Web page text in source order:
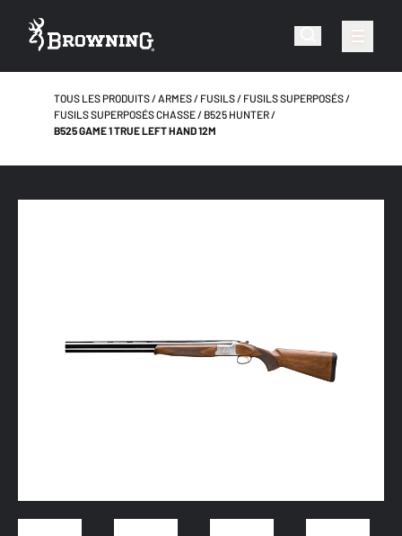
TOUS LES PRODUITS ARMES FUSILS
FUSILS SUPERPOSÉS
FUSILS SUPERPOSÉS CHASSE
B525 HUNTER
B525 GAME 1 TRUE LEFT HAND 12M